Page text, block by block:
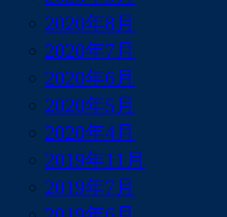
2020年8月
2020年7月
2020年6月
2020年5月
2020年4月
2019年11月
2019年7月